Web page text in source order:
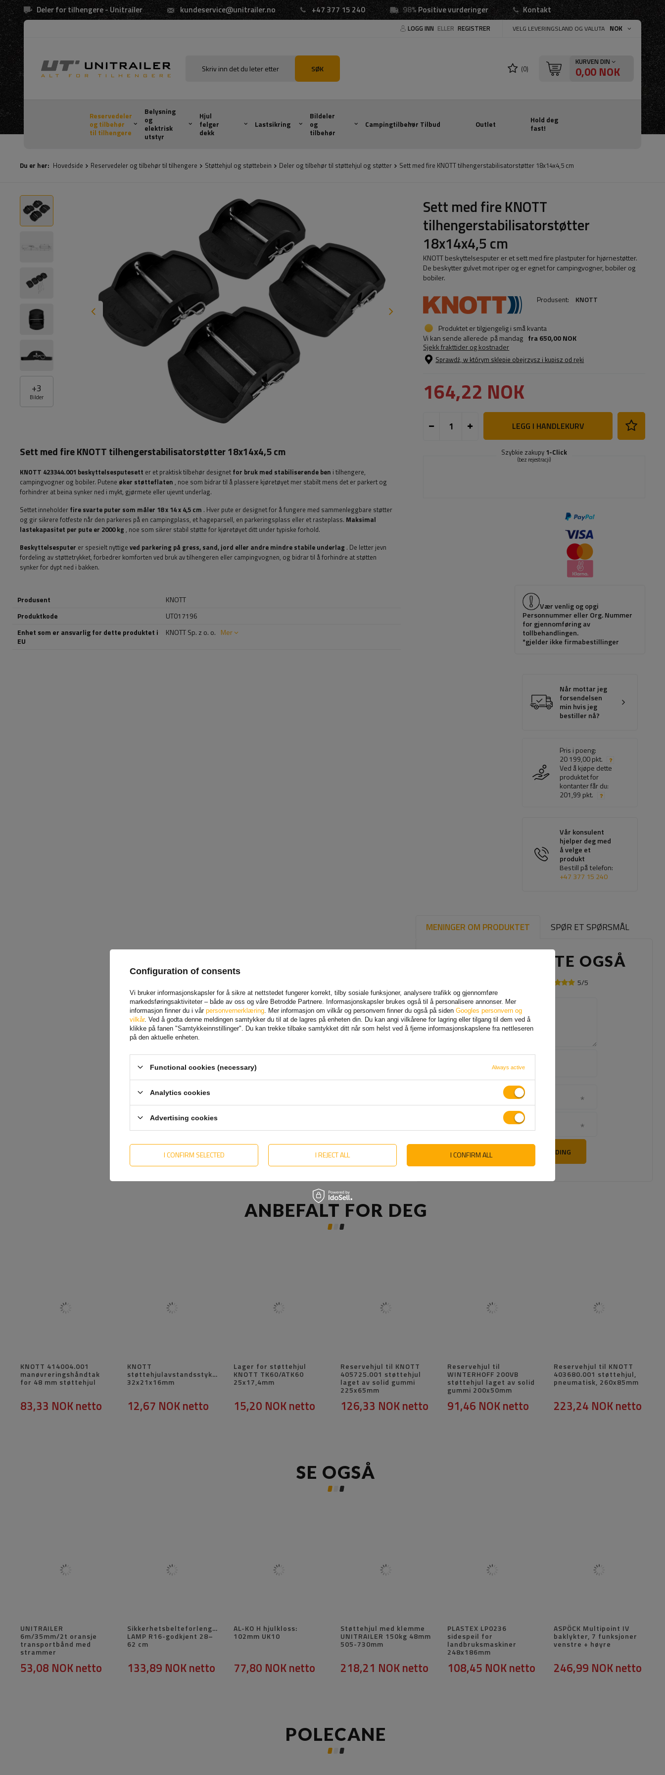
Deler for tilhengere - Unitrailer kundeservice@unitrailer.no +47 377 15 240 98%Positive vurderinger Kontakt
LOGG INN ELLER REGISTRER VELG LEVERINGSLAND OG VALUTA NOK
SØK (0)
KURVEN DIN
0,00 NOK
Reservedeler
og tilbehør
til tilhengere
Belysning
og
elektrisk
utstyr
Hjul
felger
dekk
Lastsikring
Bildeler
og
tilbehør
Campingtilbehør Tilbud Outlet
Hold deg
fast!
Du er her: Hovedside Reservedeler og tilbehør til tilhengere Støttehjul og støttebein Deler og tilbehør til støttehjul og støtter Sett med fire KNOTT tilhengerstabilisatorstøtter 18x14x4,5 cm
+3
Bilder
Sett med fire KNOTT
tilhengerstabilisatorstøtter
18x14x4,5 cm
KNOTT beskyttelsesputer er et sett med fire plastputer for hjørnestøtter.
De beskytter gulvet mot riper og er egnet for campingvogner, bobiler og
bobiler.
Produsent: KNOTT
Produktet er tilgjengelig i små kvanta
Vi kan sende allerede på mandag fra650,00 NOK
Sjekk frakttider og kostnader
Sprawdź, w którym sklepie obejrzysz i kupisz od ręki
164,22 NOK
LEGG I HANDLEKURV
Szybkie zakupy 1-Click
(bez rejestracji)
Vær venlig og opgi
Personnummer eller Org. Nummer
for gjennomføring av
tollbehandlingen.
*gjelder ikke firmabestillinger
Når mottar jeg
forsendelsen
min hvis jeg
bestiller nå?
Pris i poeng:
20 199,00 pkt.
Ved å kjøpe dette
produktet for
kontanter får du:
201,99 pkt.
Vår konsulent
hjelper deg med
å velge et
produkt
Bestill på telefon:
+47 377 15 240
MENINGER OM PRODUKTET SPØR ET SPØRSMÅL
ANDRE KJØPTE OGSÅ
5/5
Innholdet i din mening
Legg til ditt
eget
produktbilde:
Navnet ditt
Din epost
SEND TILBAKEMELDING
Sett med fire KNOTT tilhengerstabilisatorstøtter 18x14x4,5 cm
KNOTT 423344.001 beskyttelsesputesett er et praktisk tilbehør designet for bruk med stabiliserende ben i tilhengere,
campingvogner og bobiler. Putene øker støtteflaten , noe som bidrar til å plassere kjøretøyet mer stabilt mens det er parkert og
forhindrer at beina synker ned i mykt, gjørmete eller ujevnt underlag.
Settet inneholder fire svarte puter som måler 18 x 14 x 4,5 cm . Hver pute er designet for å fungere med sammenleggbare støtter
og gir sikrere fotfeste når den parkeres på en campingplass, et hageparsell, en parkeringsplass eller et rasteplass. Maksimal
lastekapasitet per pute er 2000 kg , noe som sikrer stabil støtte for kjøretøyet ditt under typiske forhold.
Beskyttelsesputer er spesielt nyttige ved parkering på gress, sand, jord eller andre mindre stabile underlag . De letter jevn
fordeling av støttetrykket, forbedrer komforten ved bruk av tilhengeren eller campingvognen, og bidrar til å forhindre at støtten
synker for dypt ned i bakken.
Produsent
KNOTT
Produktkode
UT017196
Enhet som er ansvarlig for dette produktet i
EU
KNOTT Sp. z o. o. Mer
ANBEFALT FOR DEG
KNOTT 414004.001
manøvreringshåndtak
for 48 mm støttehjul
83,33 NOKnetto
KNOTT
støttehjulavstandsstykke
32x21x16mm
12,67 NOKnetto
Lager for støttehjul
KNOTT TK60/ATK60
25x17,4mm
15,20 NOKnetto
Reservehjul til KNOTT
405725.001 støttehjul
laget av solid gummi
225x65mm
126,33 NOKnetto
Reservehjul til
WINTERHOFF 200VB
støttehjul laget av solid
gummi 200x50mm
91,46 NOKnetto
Reservehjul til KNOTT
403680.001 støttehjul,
pneumatisk, 260x85mm
223,24 NOKnetto
SE OGSÅ
UNITRAILER
6m/35mm/2t oransje
transportbånd med
strammer
53,08 NOKnetto
Sikkerhetsbelteforlenger
LAMP R16-godkjent 28–
62 cm
133,89 NOKnetto
AL-KO H hjulkloss:
102mm UK10
77,80 NOKnetto
Støttehjul med klemme
UNITRAILER 150kg 48mm
505-730mm
218,21 NOKnetto
PLASTEX LP0236
sidespeil for
landbruksmaskiner
248x186mm
108,45 NOKnetto
ASPÖCK Multipoint IV
baklykter, 7 funksjoner
venstre + høyre
246,99 NOKnetto
POLECANE
Configuration of consents
Vi bruker informasjonskapsler for å sikre at nettstedet fungerer korrekt, tilby sosiale funksjoner, analysere trafikk og gjennomføre
markedsføringsaktiviteter – både av oss og våre Betrodde Partnere. Informasjonskapsler brukes også til å personalisere annonser. Mer
informasjon finner du i vår personvernerklæring . Mer informasjon om vilkår og personvern finner du også på siden Googles personvern og
vilkår. Ved å godta denne meldingen samtykker du til at de lagres på enheten din. Du kan angi vilkårene for lagring eller tilgang til dem ved å
klikke på fanen "Samtykkeinnstillinger". Du kan trekke tilbake samtykket ditt når som helst ved å fjerne informasjonskapslene fra nettleseren
på den aktuelle enheten.
Functional cookies (necessary) Always active
Analytics cookies
Advertising cookies
I CONFIRM SELECTED I REJECT ALL I CONFIRM ALL